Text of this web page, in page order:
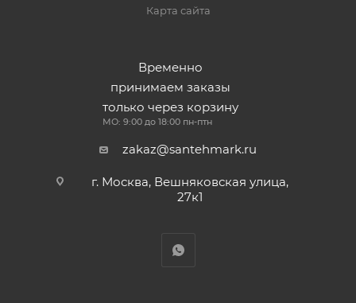
Карта сайта
Временно
принимаем заказы
только через корзину
МО: 9:00 до 18:00 пн-птн
zakaz@santehmark.ru
г. Москва, Вешняковская улица,
27к1